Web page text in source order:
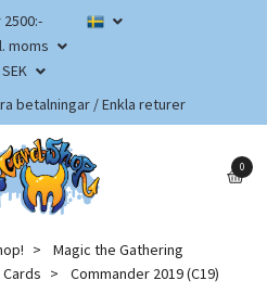
moms
SEK
betalningar / Enkla returer
0
Magic the Gathering
Commander 2019 (C19)